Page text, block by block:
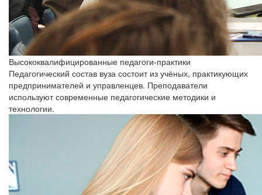
Высококвалифицированные педагоги-практики
Педагогический состав вуза состоит из учёных, практикующих
предпринимателей и управленцев. Преподаватели
используют современные педагогические методики и
технологии.